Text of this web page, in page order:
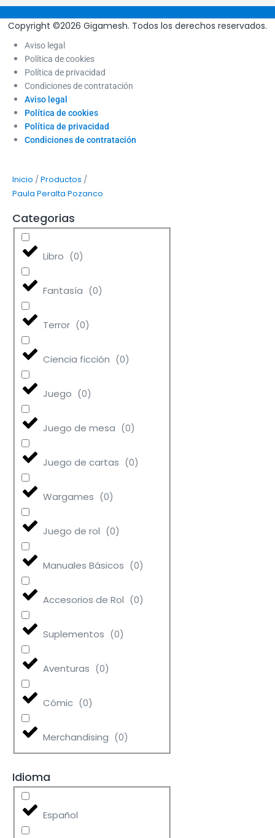
Copyright ©2026 Gigamesh. Todos los derechos reservados.
Aviso legal
Política de cookies
Política de privacidad
Condiciones de contratación
Aviso legal
Política de cookies
Política de privacidad
Condiciones de contratación
Inicio /Productos /
Paula Peralta Pozanco
Categorias
Libro (0)
Fantasía (0)
Terror (0)
Ciencia ficción (0)
Juego (0)
Juego de mesa (0)
Juego de cartas (0)
Wargames (0)
Juego de rol (0)
Manuales Básicos (0)
Accesorios de Rol (0)
Suplementos (0)
Aventuras (0)
Cómic (0)
Merchandising (0)
Idioma
Español